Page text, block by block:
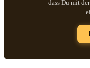
dass Du mit